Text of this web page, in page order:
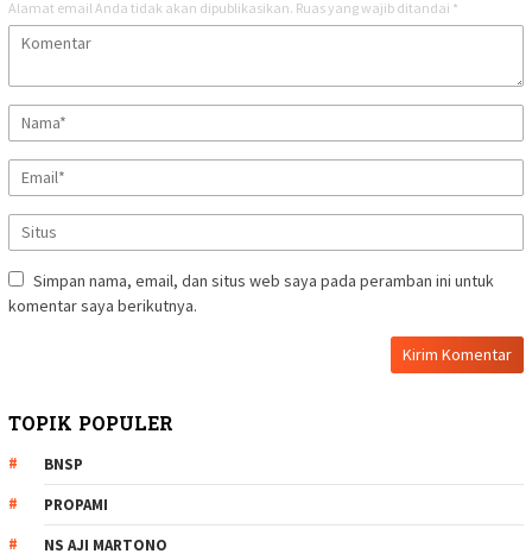
Alamat email Anda tidak akan dipublikasikan. Ruas yang wajib ditandai *
Simpan nama, email, dan situs web saya pada peramban ini untuk
komentar saya berikutnya.
TOPIK POPULER
BNSP
PROPAMI
NS AJI MARTONO